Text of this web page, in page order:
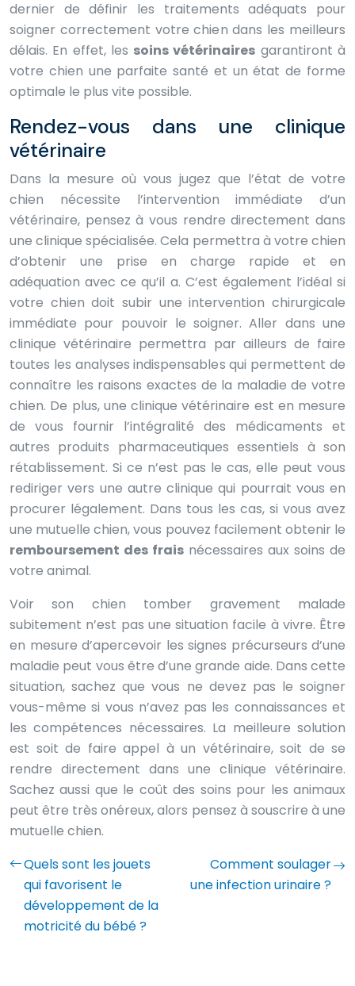
dernier de définir les traitements adéquats pour
soigner correctement votre chien dans les meilleurs
délais. En effet, les soins vétérinaires garantiront à
votre chien une parfaite santé et un état de forme
optimale le plus vite possible.
Rendez-vous dans une clinique
vétérinaire
Dans la mesure où vous jugez que l’état de votre
chien nécessite l’intervention immédiate d’un
vétérinaire, pensez à vous rendre directement dans
une clinique spécialisée. Cela permettra à votre chien
d’obtenir une prise en charge rapide et en
adéquation avec ce qu’il a. C’est également l’idéal si
votre chien doit subir une intervention chirurgicale
immédiate pour pouvoir le soigner. Aller dans une
clinique vétérinaire permettra par ailleurs de faire
toutes les analyses indispensables qui permettent de
connaître les raisons exactes de la maladie de votre
chien. De plus, une clinique vétérinaire est en mesure
de vous fournir l’intégralité des médicaments et
autres produits pharmaceutiques essentiels à son
rétablissement. Si ce n’est pas le cas, elle peut vous
rediriger vers une autre clinique qui pourrait vous en
procurer légalement. Dans tous les cas, si vous avez
une mutuelle chien, vous pouvez facilement obtenir le
remboursement des frais nécessaires aux soins de
votre animal.
Voir son chien tomber gravement malade
subitement n’est pas une situation facile à vivre. Être
en mesure d’apercevoir les signes précurseurs d’une
maladie peut vous être d’une grande aide. Dans cette
situation, sachez que vous ne devez pas le soigner
vous-même si vous n’avez pas les connaissances et
les compétences nécessaires. La meilleure solution
est soit de faire appel à un vétérinaire, soit de se
rendre directement dans une clinique vétérinaire.
Sachez aussi que le coût des soins pour les animaux
peut être très onéreux, alors pensez à souscrire à une
mutuelle chien.
Quels sont les jouets
qui favorisent le
développement de la
motricité du bébé ?
Comment soulager
une infection urinaire ?